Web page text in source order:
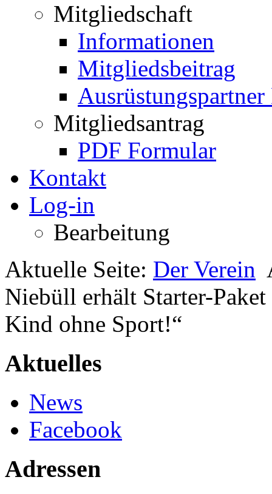
Mitgliedschaft
Informationen
Mitgliedsbeitrag
Mitgliedsantrag
PDF Formular
Kontakt
Log-in
Bearbeitung
Aktuelle Seite: Der Verein
Niebüll erhält Starter-
Kind ohne Sport!“
Aktuelles
News
Facebook
Adressen